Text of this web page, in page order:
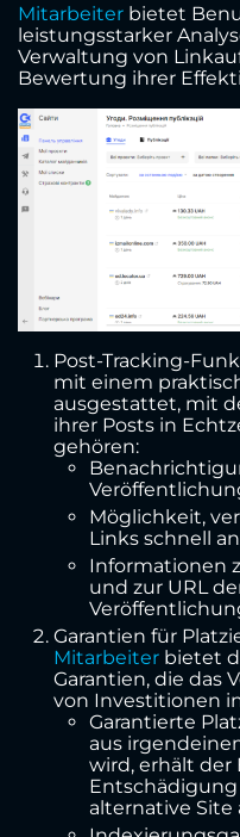
Mitarbeiter bietet
leistungsstarker
Verwaltung von
Bewertung ihrer
Post-Tracking-
mit einem
ausgestattet, mit
ihrer Posts in
gehören:
Möglichkeit,
Links schnell
Informationen
und zur URL
Garantien für
Mitarbeiter bietet
Garantien, die das
von Investitionen
Garantierte
aus
wird, erhält der
alternative Site